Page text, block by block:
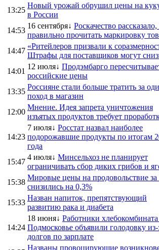
13:25
Новый урожай обрушил цены на
в России
14:53
16 сентября↓ Роскачество рассказало,
правильно прочитать маркировку
14:47
«Ритейлеров призвали к
Штрафы для поставщиков могут
14:01
12 июля↓ Продэмбарго
российские цены
13:35
Россияне стали больше тратить за
поход в магазин
12:00
Мнение. Идея запрета уничтожения
изъятых продуктов требует
14:23
7 июля↓ Росстат назвал наиболее
подорожавшие продукты по итогам
года
15:47
4 июля↓ Минсельхоз не планирует
ограничивать сбор диких грибов и
15:38
Мировые цены на продовольствие
снизились на 0,3%
15:33
Назван напиток, препятствующий
развитию рака и диабета
14:24
18 июня↓ Работники хлебокомбината
Подмосковье объявили голодовку из-
долгов по зарплате
Названы провоцирующие